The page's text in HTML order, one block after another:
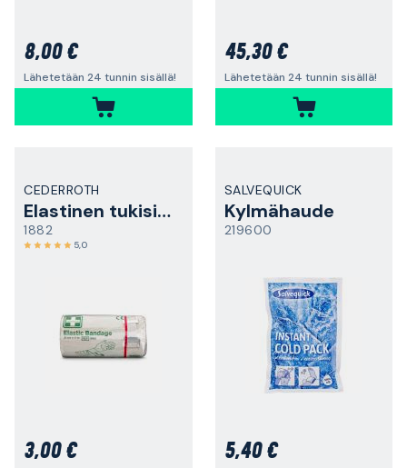
8,00 €
Lähetetään 24 tunnin sisällä!
45,30 €
Lähetetään 24 tunnin sisällä!
CEDERROTH
Elastinen tukiside
1882
5,0
3,00 €
SALVEQUICK
Kylmähaude
219600
5,40 €